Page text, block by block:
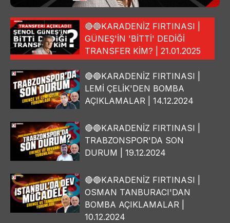
🔴🔵KARADENİZ FIRTINASI |
GÜNEŞ'İN 'BİTTİ' DEDİĞİ
TRANSFER KİM? | 21.01.2025
🔴🔵KARADENİZ FIRTINASI |
LEMİ ÇELİK'DEN BOMBA
AÇIKLAMALAR | 14.12.2024
🔴🔵KARADENİZ FIRTINASI |
TRABZONSPOR'DA SON
DURUM | 19.12.2024
🔴🔵KARADENİZ FIRTINASI |
OSMAN TANBURACI'DAN
BOMBA AÇIKLAMALAR |
10.12.2024